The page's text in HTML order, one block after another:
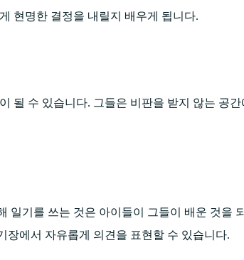
현명한 결정을 내릴지 배우게 됩니다.
될 수 있습니다. 그들은 비판을 받지 않는 공
일기를 쓰는 것은 아이들이 그들이 배운 것을
장에서 자유롭게 의견을 표현할 수 있습니다.